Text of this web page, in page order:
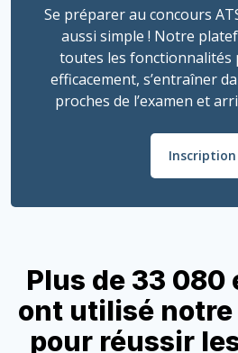
Se préparer au concours
aussi simple ! Notre
toutes les fonctionnalités
efficacement, s’entraîner
proches de l’examen et
Inscription
Plus de 33
ont utilisé
pour réussir